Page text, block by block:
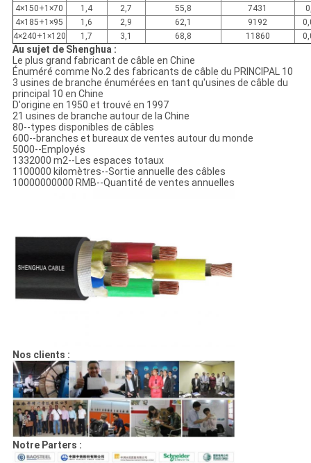
4×150+1×70
1,4 2,7 55,8 7431
4×185+1×95
1,6 2,9 62,1 9192
4×240+1×120
1,7 3,1 68,8 11860
Au sujet de Shenghua :
Le plus grand fabricant de câble en Chine
Énuméré comme No.2 des fabricants de câble du PRINCIPAL 10
3 usines de branche énumérées en tant qu'usines de câble du
principal 10 en Chine
D'origine en 1950 et trouvé en 1997
21 usines de branche autour de la Chine
80--types disponibles de câbles
600--branches et bureaux de ventes autour du monde
5000--Employés
1332000 m2--Les espaces totaux
1100000 kilomètres--Sortie annuelle des câbles
10000000000 RMB--Quantité de ventes annuelles
Nos clients :
Notre Parters :